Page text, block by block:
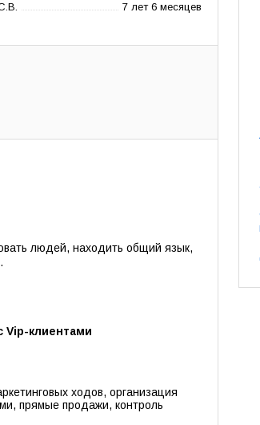
7 лет 6 месяцев
людей, находить общий язык,
Vip-клиентами
ходов, организация
прямые продажи, контроль